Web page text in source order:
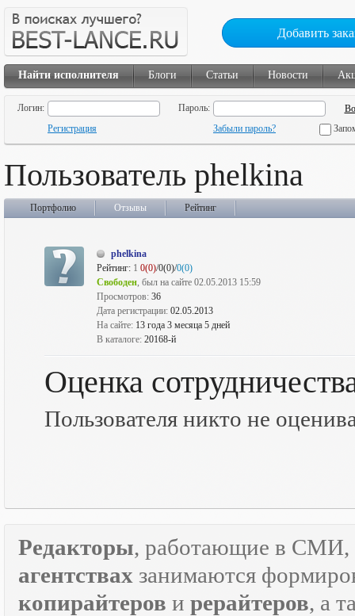
Добавить
Найти исполнителя Блоги Статьи Новости
Логин:
Пароль:
Регистрация
Забыли пароль?
Пользователь phelkina
Портфолио Отзывы Рейтинг
phelkina
Рейтинг: 1 0(0)/0(0)/0(0)
Свободен, был на сайте 02.05.2013 15:59
Просмотров: 36
Дата регистрации: 02.05.2013
На сайте: 13 года 3 месяца 5 дней
В каталоге: 20168-й
Оценка
Пользователя никто не
Редакторы, работающие в СМИ,
агентствах занимаются
копирайтеров и рерайтеров, а